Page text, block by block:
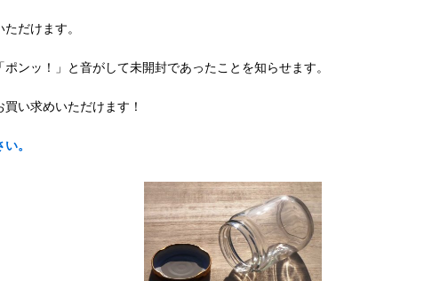
だけます。
ンッ！」と音がして未開封であったことを知らせます。
い求めいただけます！
。